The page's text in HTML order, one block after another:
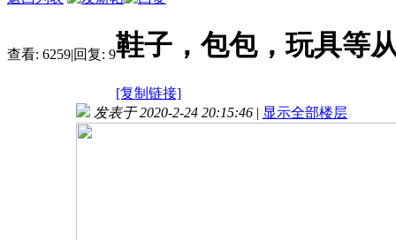
查看: 6259|回复: 9鞋子，包包，玩具等
[复制链接]
发表于 2020-2-24 20:15:46 | 显示全部楼层